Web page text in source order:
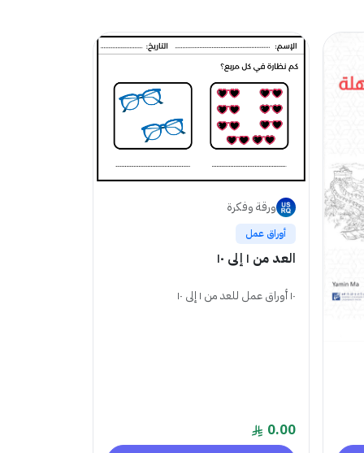
ورقة وفكرة
أوراق عمل
العد من ١ إلى ١٠
١٠ أوراق عمل للعد من ١ إلى ١٠
0.00